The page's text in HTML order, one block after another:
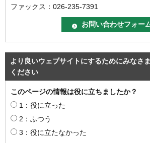
ファックス：026-235-7391
より良いウェブサイトにするためにみなさ
ください
このページの情報は役に立ちましたか？
1：役に立った
2：ふつう
3：役に立たなかった